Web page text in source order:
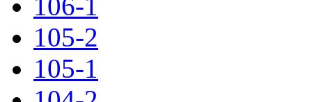
105-2
105-1